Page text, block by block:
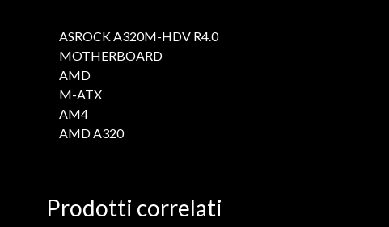
ASROCK A320M-HDV R4.0
MOTHERBOARD
AMD
M-ATX
AM4
AMD A320
Prodotti correlati